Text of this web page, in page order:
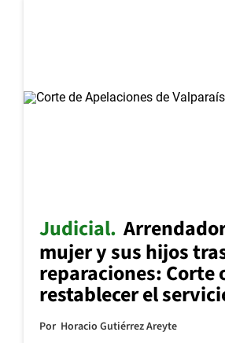
Judicial
mujer y sus hijos
reparaciones: Corte
restablecer el
Por Horacio Gutiérrez Areyte